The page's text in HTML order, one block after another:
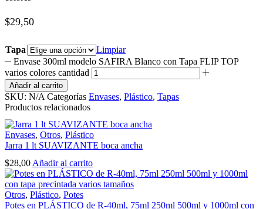
$29,50
Tapa
Limpiar
Envase 300ml modelo SAFIRA Blanco con Tapa FLIP TOP
varios colores cantidad
Añadir al carrito
SKU: N/A Categorías Envases, Plástico, Tapas
Productos relacionados
Envases, Otros, Plástico
Jarra 1 lt SUAVIZANTE boca ancha
$28,00 Añadir al carrito
Otros, Plástico, Potes
Potes en PLÁSTICO de R-40ml, 75ml 250ml 500ml y 1000ml con